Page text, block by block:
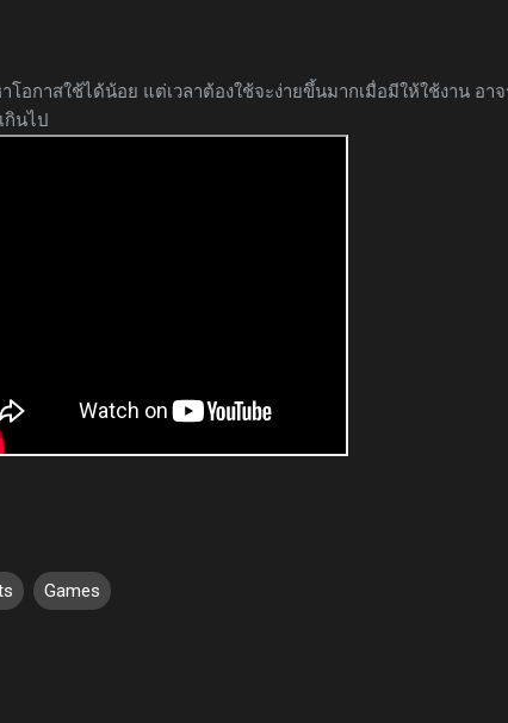
โอกาสใช้ได้น้อย แต่เวลาต้องใช้จะง่ายขึ้นมากเมื่อมีให้ใช้งาน อา
กินไป
Games